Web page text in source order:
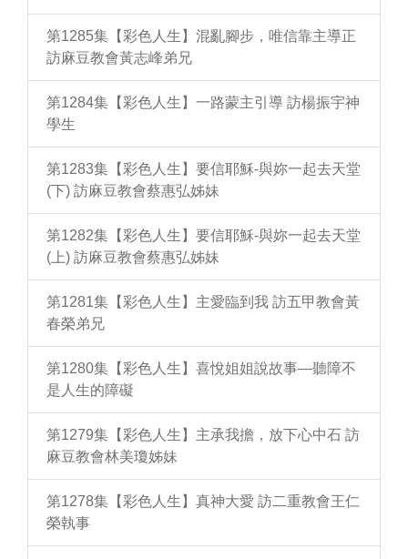
第1285集【彩色人生】混亂腳步，唯信靠主導正
訪麻豆教會黃志峰弟兄
第1284集【彩色人生】一路蒙主引導 訪楊振宇神
學生
第1283集【彩色人生】要信耶穌-與妳一起去天堂
(下) 訪麻豆教會蔡惠弘姊妹
第1282集【彩色人生】要信耶穌-與妳一起去天堂
(上) 訪麻豆教會蔡惠弘姊妹
第1281集【彩色人生】主愛臨到我 訪五甲教會黃
春榮弟兄
第1280集【彩色人生】喜悅姐姐說故事—聽障不
是人生的障礙
第1279集【彩色人生】主承我擔，放下心中石 訪
麻豆教會林美瓊姊妹
第1278集【彩色人生】真神大愛 訪二重教會王仁
榮執事